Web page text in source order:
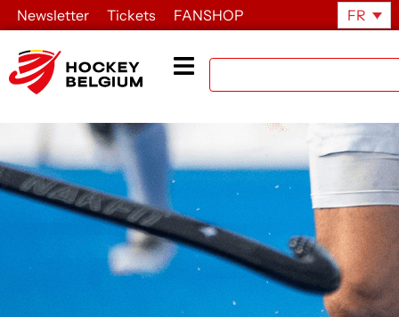
Newsletter Tickets FANSHOP FR